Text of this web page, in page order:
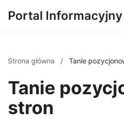
Portal Informacyjny
Strona główna / Tanie
Tanie
stron